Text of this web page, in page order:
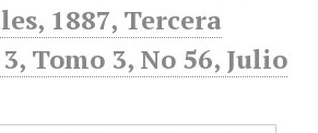
1887, Tercera
Tomo 3, No 56, Julio